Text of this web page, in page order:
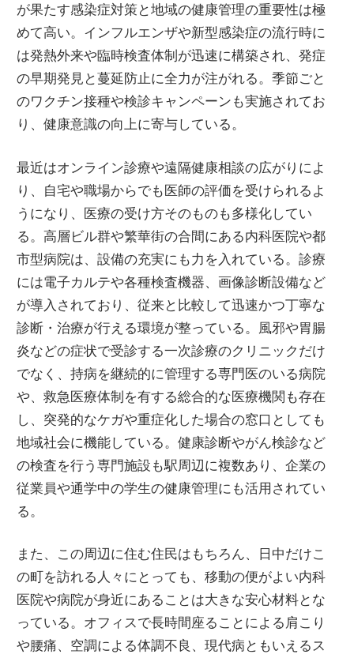
が果たす感染症対策と地域の健康管理の重要性は極
めて高い。インフルエンザや新型感染症の流行時に
は発熱外来や臨時検査体制が迅速に構築され、発症
の早期発見と蔓延防止に全力が注がれる。季節ごと
のワクチン接種や検診キャンペーンも実施されてお
り、健康意識の向上に寄与している。
最近はオンライン診療や遠隔健康相談の広がりによ
り、自宅や職場からでも医師の評価を受けられるよ
うになり、医療の受け方そのものも多様化してい
る。高層ビル群や繁華街の合間にある内科医院や都
市型病院は、設備の充実にも力を入れている。診療
には電子カルテや各種検査機器、画像診断設備など
が導入されており、従来と比較して迅速かつ丁寧な
診断・治療が行える環境が整っている。風邪や胃腸
炎などの症状で受診する一次診療のクリニックだけ
でなく、持病を継続的に管理する専門医のいる病院
や、救急医療体制を有する総合的な医療機関も存在
し、突発的なケガや重症化した場合の窓口としても
地域社会に機能している。健康診断やがん検診など
の検査を行う専門施設も駅周辺に複数あり、企業の
従業員や通学中の学生の健康管理にも活用されてい
る。
また、この周辺に住む住民はもちろん、日中だけこ
の町を訪れる人々にとっても、移動の便がよい内科
医院や病院が身近にあることは大きな安心材料とな
っている。オフィスで長時間座ることによる肩こり
や腰痛、空調による体調不良、現代病ともいえるス